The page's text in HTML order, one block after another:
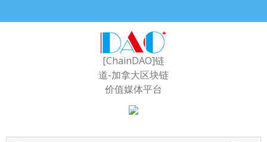
[ChainDAO]链
道-加拿大区块链
价值媒体平台